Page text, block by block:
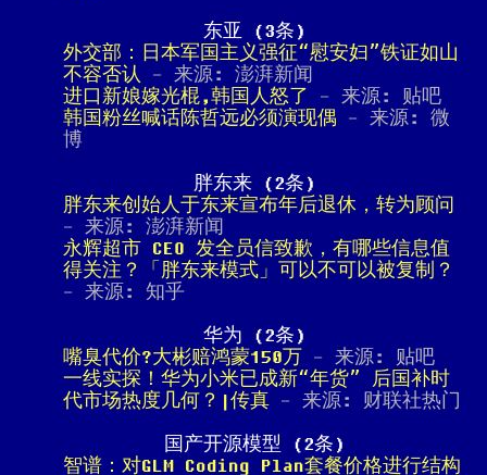
东亚 (3条)
外交部：日本军国主义强征“慰安妇”铁证如山
不容否认 - 来源: 澎湃新闻
进口新娘嫁光棍,韩国人怒了
- 来源: 贴吧
韩国粉丝喊话陈哲远必须演现偶 - 来源: 微
博
胖东来 (2条)
胖东来创始人于东来宣布年后退休，转为顾问
- 来源: 澎湃新闻
永辉超市 CEO 发全员信致歉，有哪些信息值
得关注？「胖东来模式」可以不可以被复制？
- 来源: 知乎
华为 (2条)
嘴臭代价?大彬赔鸿蒙150万
- 来源: 贴吧
一线实探！华为小米已成新“年货” 后国补时
代市场热度几何？|传真 - 来源: 财联社热门
国产开源模型 (2条)
智谱：对GLM Coding Plan套餐价格进行结构